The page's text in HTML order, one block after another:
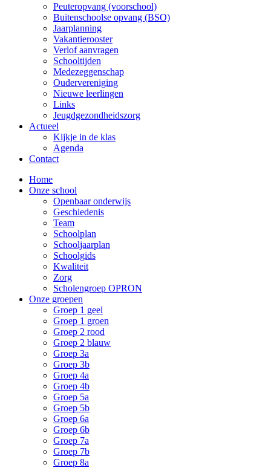
Peuteropvang (voorschool)
Buitenschoolse opvang (BSO)
Jaarplanning
Vakantierooster
Verlof aanvragen
Schooltijden
Medezeggenschap
Oudervereniging
Nieuwe leerlingen
Links
Jeugdgezondheidszorg
Actueel
Kijkje in de klas
Agenda
Contact
Home
Onze school
Openbaar onderwijs
Geschiedenis
Team
Schoolplan
Schooljaarplan
Schoolgids
Kwaliteit
Zorg
Scholengroep OPRON
Onze groepen
Groep 1 geel
Groep 1 groen
Groep 2 rood
Groep 2 blauw
Groep 3a
Groep 3b
Groep 4a
Groep 4b
Groep 5a
Groep 5b
Groep 6a
Groep 6b
Groep 7a
Groep 7b
Groep 8a